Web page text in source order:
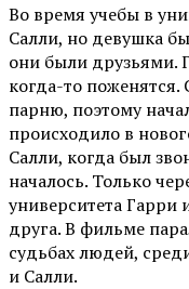
Во время учебы в
Салли, но девушка
они были друзьями.
когда-то поженятся.
парню, поэтому
происходило в
Салли, когда был
началось. Только
университета Гарри
друга. В фильме
судьбах людей,
и Салли.